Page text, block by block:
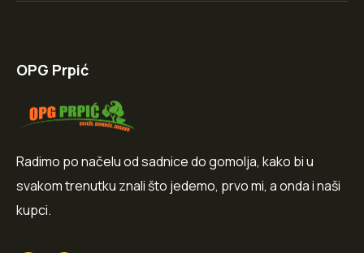
OPG Prpić
Radimo po načelu od sadnice do gomolja, kako bi u
svakom trenutku znali što jedemo, prvo mi, a onda i naši
kupci.